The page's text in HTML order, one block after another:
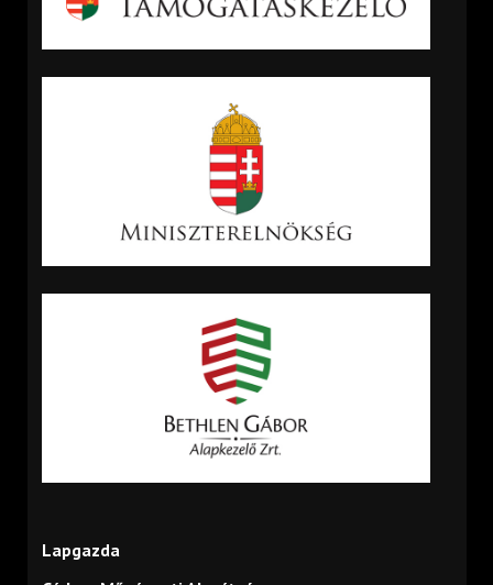
Lapgazda